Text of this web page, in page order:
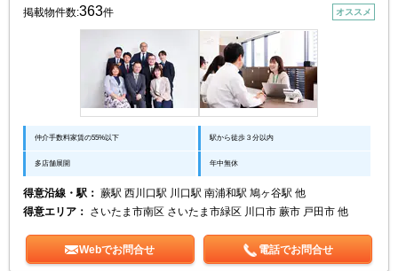
掲載物件数:363件 オススメ
仲介手数料家賃の55%以下 駅から徒歩３分以内
多店舗展開 年中無休
得意沿線・駅： 蕨駅 西川口駅 川口駅 南浦和駅 鳩ヶ谷駅 他
得意エリア：
さいたま市南区 さいたま市緑区 川口市 蕨市 戸田市 他
Webでお問合せ 電話でお問合せ